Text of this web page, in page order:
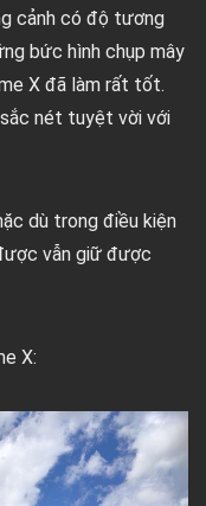
cảnh có độ tương
bức hình chụp mây
X đã làm rất tốt.
nét tuyệt vời với
dù trong điều kiện
vẫn giữ được
X: